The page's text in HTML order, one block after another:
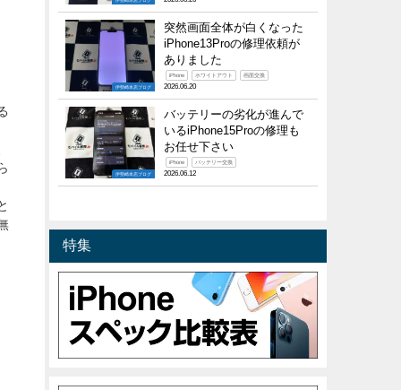
伊勢崎本店ブログ
突然画面全体が白くなった
iPhone13Proの修理依頼が
ありました
iPhone ホワイトアウト 画面交換
2026.06.20
伊勢崎本店ブログ
バッテリーの劣化が進んで
いるiPhone15Proの修理も
お任せ下さい
iPhone バッテリー交換
2026.06.12
特集